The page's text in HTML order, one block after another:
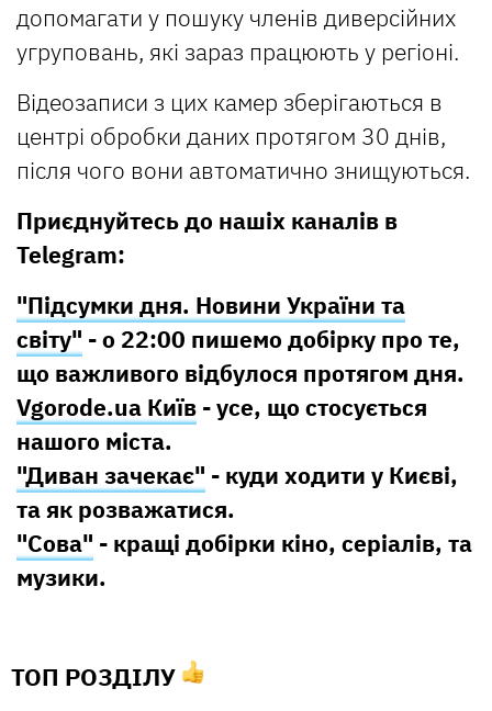
допомагати у пошуку членів диверсійних
угруповань, які зараз працюють у регіоні.
Відеозаписи з цих камер зберігаються в
центрі обробки даних протягом 30 днів,
після чого вони автоматично знищуються.
Приєднуйтесь до нашіх каналів в
Telegram:
"Підсумки дня. Новини України та
світу" - о 22:00 пишемо добірку про те,
що важливого відбулося протягом дня.
Vgorode.ua Київ - усе, що стосується
нашого міста.
"Диван зачекає" - куди ходити у Києві,
та як розважатися.
"Сова" - кращі добірки кіно, серіалів, та
музики.
ТОП РОЗДІЛУ